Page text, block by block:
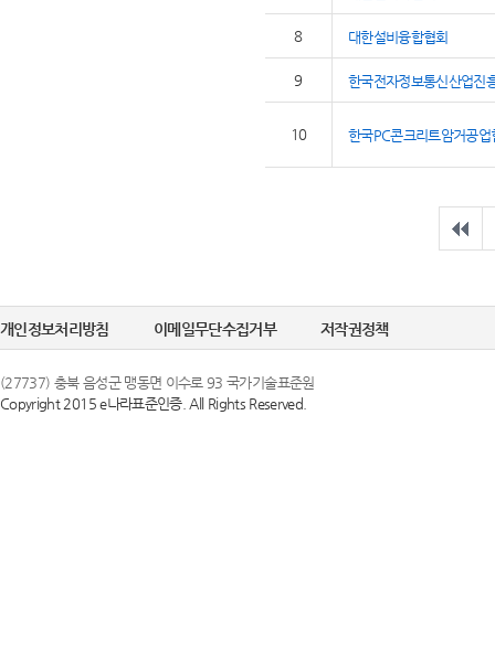
8 대한설비융합협회
9 한국전자정보통신산업진
10 한국PC콘크리트암거공업
개인정보처리방침 이메일무단수집거부 저작권정책
(27737) 충북 음성군 맹동면 이수로 93 국가기술표준원
Copyright 2015 e나라표준인증. All Rights Reserved.